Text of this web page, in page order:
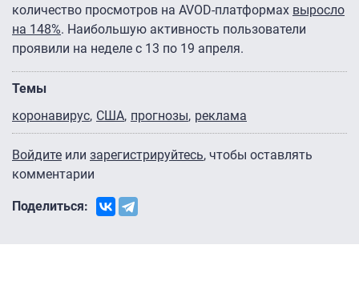
количество просмотров на AVOD-платформах выросло
на 148%. Наибольшую активность пользователи
проявили на неделе с 13 по 19 апреля.
Темы
коронавирус США прогнозы реклама
Войдите или зарегистрируйтесь, чтобы оставлять
комментарии
Поделиться: